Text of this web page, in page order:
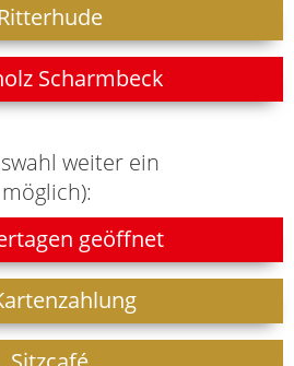
Ritterhude
Scharmbeck
weiter ein
geöffnet